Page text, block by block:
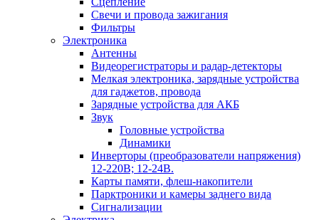
Свечи и провода зажигания
Фильтры
Электроника
Антенны
Видеорегистраторы и радар-детекторы
Мелкая электроника, зарядные устройства
для гаджетов, провода
Зарядные устройства для АКБ
Звук
Головные устройства
Динамики
Инверторы (преобразователи напряжения)
12-220В; 12-24В.
Карты памяти, флеш-накопители
Парктроники и камеры заднего вида
Сигнализации